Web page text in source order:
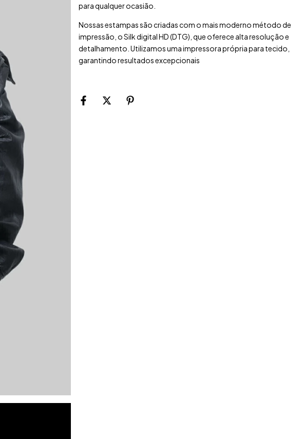
para qualquer ocasião.
Nossas estampas são criadas com o mais moderno método de
impressão, o Silk digital HD (DTG), que oferece alta resolução e
detalhamento. Utilizamos uma impressora própria para tecido,
garantindo resultados excepcionais